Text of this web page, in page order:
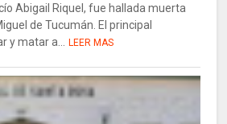
Abigail Riquel, fue hallada muerta
de Tucumán. El principal
y matar a...
LEER MAS